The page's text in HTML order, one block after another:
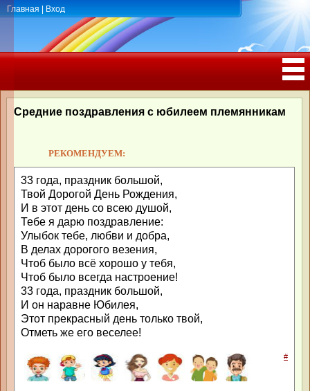
Главная Вход
РОЖДЕНИЯ, ЮБИЛЕЕМ
Средние поздравления с юбилеем племянникам
РЕКОМЕНДУЕМ:
33 года, праздник большой,
Твой Дорогой День Рождения,
И в этот день со всею душой,
Тебе я дарю поздравление:
Улыбок тебе, любви и добра,
В делах дорогого везения,
Чтоб было всё хорошо у тебя,
Чтоб было всегда настроение!
33 года, праздник большой,
И он наравне Юбилея,
Этот прекрасный день только твой,
Отметь же его веселее!
#